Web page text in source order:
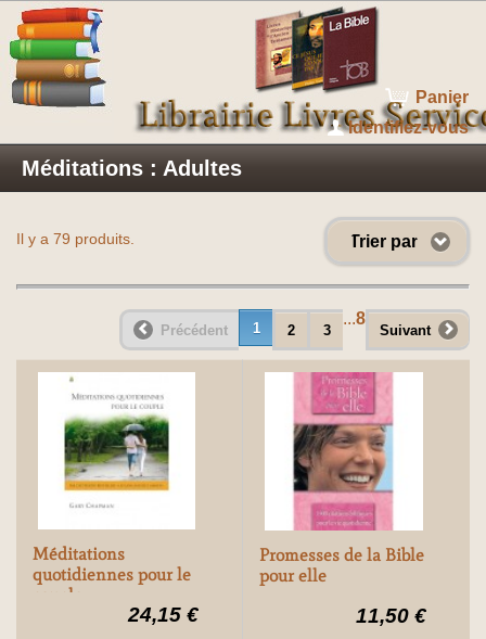
Panier
Identifiez-vous
Méditations : Adultes
Trier par
Il y a 79 produits.
Précédent 1 2 3
...8
Suivant
Méditations
quotidiennes pour le
couple
24,15 €
Promesses de la Bible
pour elle
11,50 €